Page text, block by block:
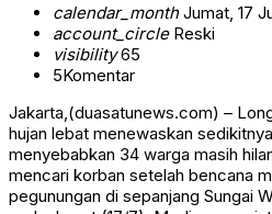
calendar_monthJumat, 17
account_circleReski
visibility65
5Komentar
Jakarta,(duasatunews.com) –
hujan lebat menewaskan
menyebabkan 34 warga masih
mencari korban setelah bencana
pegunungan di sepanjang Sungai